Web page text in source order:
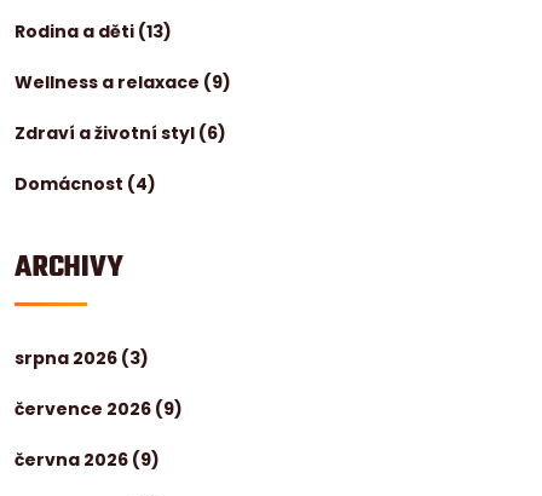
Rodina a děti (13)
Wellness a relaxace (9)
Zdraví a životní styl (6)
Domácnost (4)
ARCHIVY
srpna 2026 (3)
července 2026 (9)
června 2026 (9)